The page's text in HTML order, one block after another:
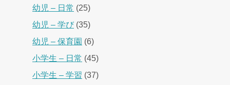
幼児 – 日常 (25)
幼児 – 学び(35)
幼児 – 保育園 (6)
小学生 – 日常 (45)
小学生 – 学習 (37)